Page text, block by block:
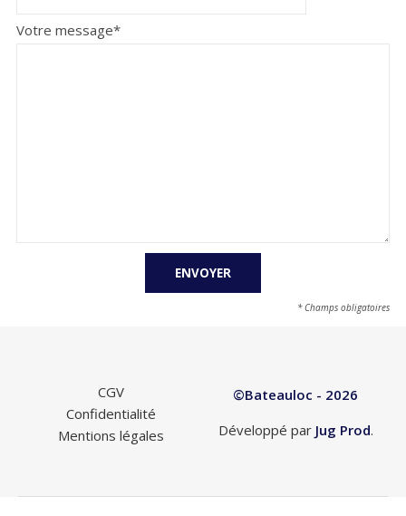
Votre message*
* Champs obligatoires
CGV
Confidentialité
Mentions légales
©Bateauloc - 2026
Développé par Jug Prod.